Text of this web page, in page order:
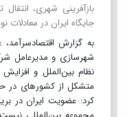
بازآفرینی شهری،
جایگاه ایران در
به گزارش اقتصادسرآمد،
شهرسازی و مدیرعامل
نظام بین‌الملل و
متشکل از کشورهای در
کرد: عضویت ایران در